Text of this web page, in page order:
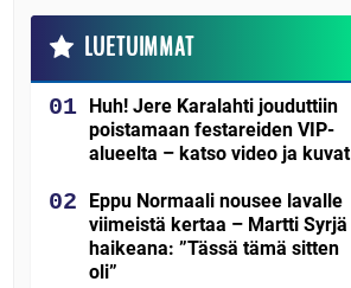
LUETUIMMAT
Huh! Jere Karalahti jouduttiin
poistamaan festareiden VIP-
alueelta – katso video ja kuvat
Eppu Normaali nousee lavalle
viimeistä kertaa – Martti Syrjä
haikeana: ”Tässä tämä sitten
oli”